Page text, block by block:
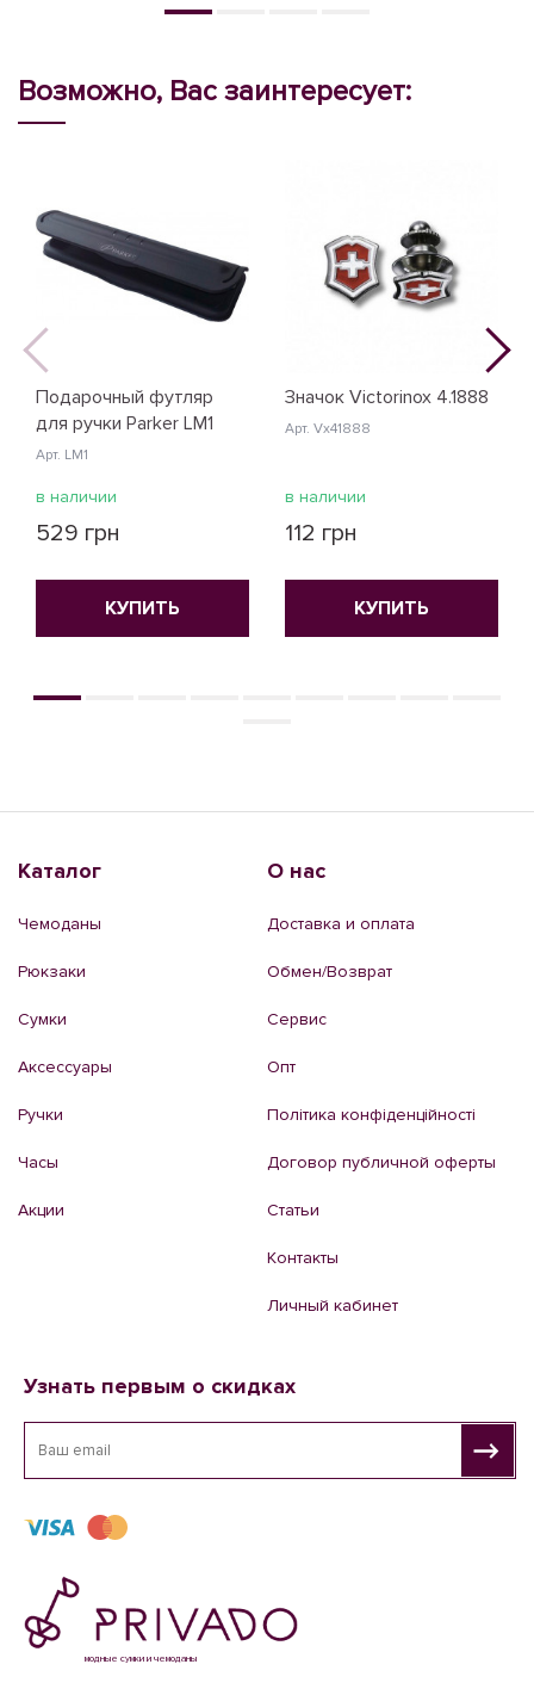
Возможно, Вас заинтересует:
Подарочный футляр
для ручки Parker LM1
Арт. LM1
в наличии
529 грн
КУПИТЬ
Значок Victorinox 4.1888
Арт. Vx41888
в наличии
112 грн
КУПИТЬ
Каталог
Чемоданы
Рюкзаки
Сумки
Аксессуары
Ручки
Часы
Акции
О нас
Доставка и оплата
Обмен/Возврат
Сервис
Опт
Політика конфіденційності
Договор публичной оферты
Статьи
Контакты
Личный кабинет
Узнать первым о скидках
модные сумки и чемоданы